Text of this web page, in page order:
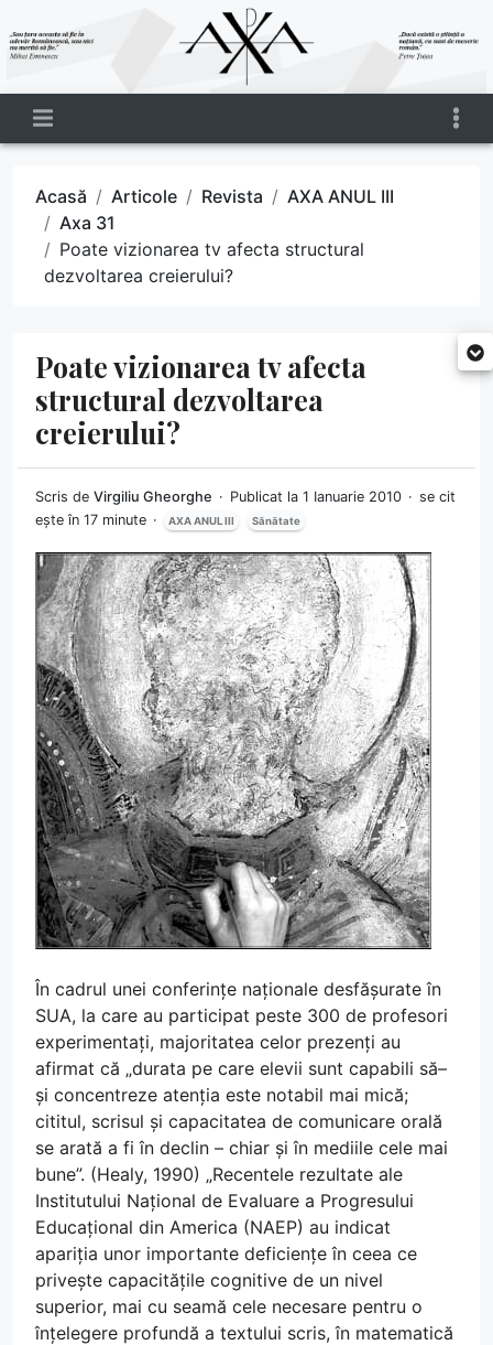
Acasă Articole Revista
AXA ANUL III
Axa 31
Poate vizionarea tv afecta structural
dezvoltarea creierului?
Poate vizionarea tv afecta
structural dezvoltarea
creierului?
Scris de Virgiliu Gheorghe Publicat la 1 Ianuarie 2010
se cit
ește în 17 minute
AXA ANUL III Sănătate
În cadrul unei conferințe naționale desfășurate în
SUA, la care au participat peste 300 de profesori
experimentați, majoritatea celor prezenți au
afirmat că „durata pe care elevii sunt capabili să–
și concentreze atenția este notabil mai mică;
cititul, scrisul și capacitatea de comunicare orală
se arată a fi în declin – chiar și în mediile cele mai
bune”. (Healy, 1990) „Recentele rezultate ale
Institutului Național de Evaluare a Progresului
Educațional din America (NAEP) au indicat
apariția unor importante deficiențe în ceea ce
privește capacitățile cognitive de un nivel
superior, mai cu seamă cele necesare pentru o
înțelegere profundă a textului scris, în matematică